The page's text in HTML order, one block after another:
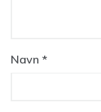
Navn *